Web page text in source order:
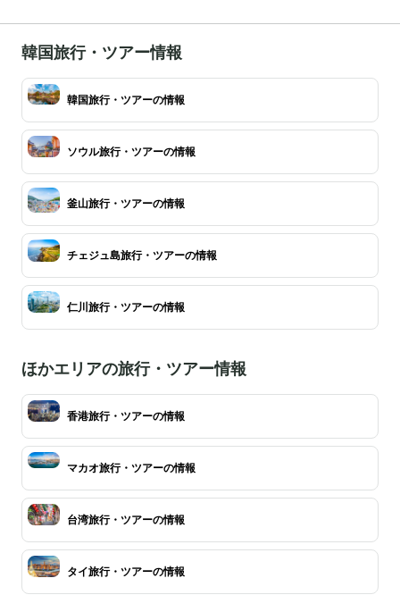
韓国旅行・ツアー情報
韓国旅行・ツアーの情報
ソウル旅行・ツアーの情報
釜山旅行・ツアーの情報
チェジュ島旅行・ツアーの情報
仁川旅行・ツアーの情報
ほかエリアの旅行・ツアー情報
香港旅行・ツアーの情報
マカオ旅行・ツアーの情報
台湾旅行・ツアーの情報
タイ旅行・ツアーの情報